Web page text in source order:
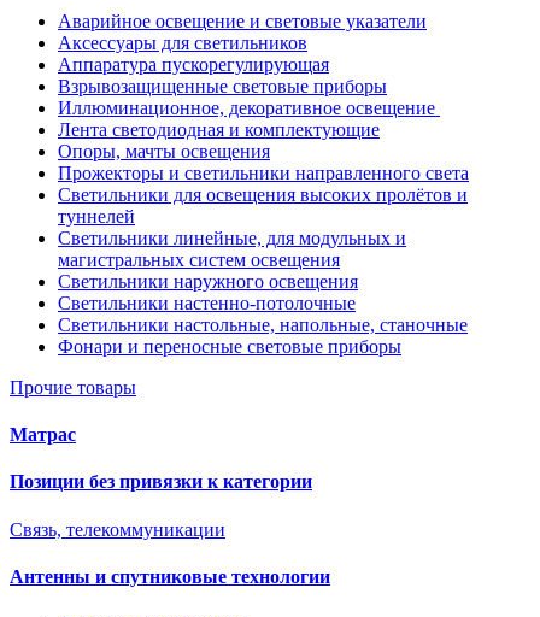
Аварийное освещение и световые указатели
Аксессуары для светильников
Аппаратура пускорегулирующая
Взрывозащищенные световые приборы
Иллюминационное, декоративное освещение
Лента светодиодная и комплектующие
Опоры, мачты освещения
Прожекторы и светильники направленного света
Светильники для освещения высоких пролётов и
туннелей
Светильники линейные, для модульных и
магистральных систем освещения
Светильники наружного освещения
Светильники настенно-потолочные
Светильники настольные, напольные, станочные
Фонари и переносные световые приборы
Прочие товары
Матрас
Позиции без привязки к категории
Связь, телекоммуникации
Антенны и спутниковые технологии